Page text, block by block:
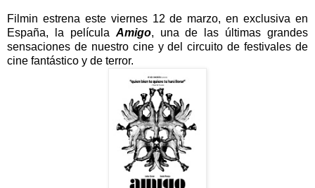
Filmin estrena este viernes 12 de marzo, en exclusiva en
España, la película Amigo, una de las últimas grandes
sensaciones de nuestro cine y del circuito de festivales de
cine fantástico y de terror.